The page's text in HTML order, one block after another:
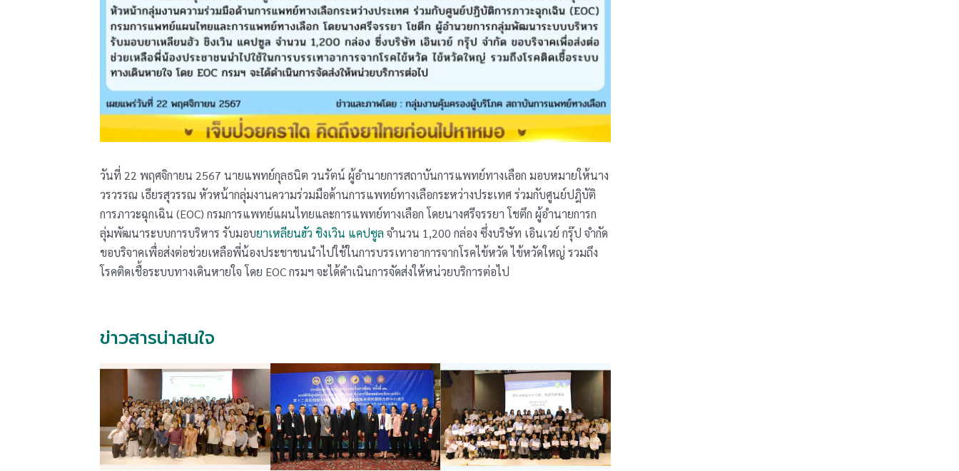
วันที่ 22 พฤศจิกายน 2567 นายแพทย์กุลธนิต วนรัตน์ ผู้อำนายการสถาบันการแพทย์ทางเลือก มอบหมายให้นาง
วรวรรณ เธียรสุวรรณ หัวหน้ากลุ่มงานความร่วมมือด้านการแพทย์ทางเลือกระหว่างประเทศ ร่วมกับศูนย์ปฎิบัติ
การภาวะฉุกเฉิน (EOC) กรมการแพทย์แผนไทยและการแพทย์ทางเลือก โดยนางศรีจรรยา โชตึก ผู้อำนายการก
ลุ่มพัฒนาระบบการบริหาร รับมอบยาเหลียนฮัว ชิงเวิน แคปซูล จำนวน 1,200 กล่อง ซึ่งบริษัท เอินเวย์ กรุ๊ป จำกัด
ขอบริจาคเพื่อส่งต่อช่วยเหลือพี่น้องประชาชนนำไปใช้ในการบรรเทาอาการจากโรคไข้หวัด ไข้หวัดใหญ่ รวมถึง
โรคติดเชื้อระบบทางเดินหายใจ โดย EOC กรมฯ จะได้ดำเนินการจัดส่งให้หน่วยบริการต่อไป
ข่าวสารน่าสนใจ